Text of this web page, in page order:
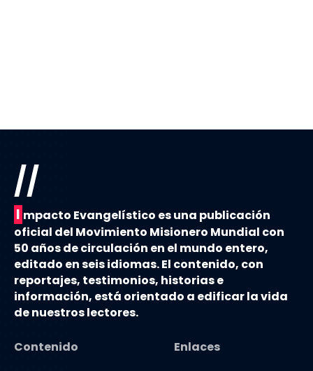
//
I mpacto Evangelístico es una publicación
oficial del Movimiento Misionero Mundial con
50 años de circulación en el mundo entero,
editado en seis idiomas. El contenido, con
reportajes, testimonios, historias e
información, está orientado a edificar la vida
de nuestros lectores.
Contenido Enlaces